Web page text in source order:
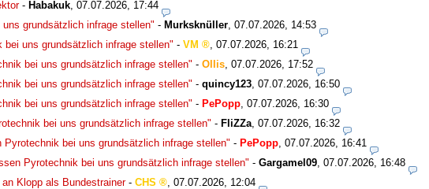
- Habakuk 07.07.2026, 17:44
grundsätzlich infrage stellen" - Murksknüller 07.07.2026, 14:53
uns grundsätzlich infrage stellen" - VM
07.07.2026, 16:21
bei uns grundsätzlich infrage stellen" - Ollis 07.07.2026, 17:52
bei uns grundsätzlich infrage stellen" - quincy123 07.07.2026, 16:50
bei uns grundsätzlich infrage stellen" - PePopp 07.07.2026, 16:30
bei uns grundsätzlich infrage stellen" - FliZZa 07.07.2026, 16:32
Pyrotechnik bei uns grundsätzlich infrage stellen" - PePopp 07.07.2026, 16:41
Pyrotechnik bei uns grundsätzlich infrage stellen" - Gargamel09 07.07.2026, 16:48
Klopp als Bundestrainer- CHS
07.07.2026, 12:04